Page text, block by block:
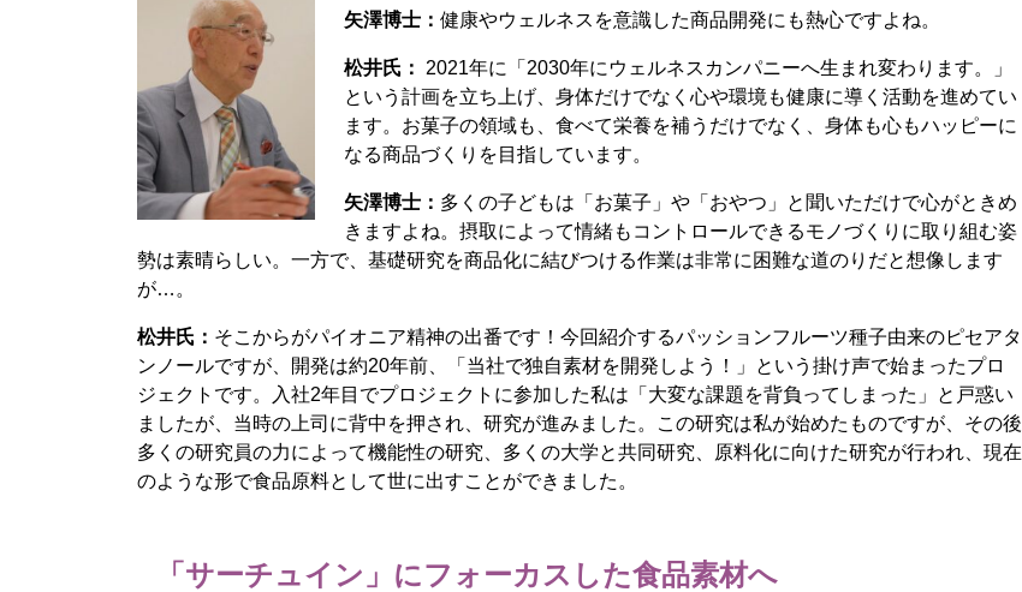
矢澤博士： 健康やウェルネスを意識した商品開発にも熱心ですよね。
松井氏：
2021年に「2030年にウェルネスカンパニーへ生まれ変わります。」
という計画を立ち上げ、身体だけでなく心や環境も健康に導く活動を進めてい
ます。お菓子の領域も、食べて栄養を補うだけでなく、身体も心もハッピーに
なる商品づくりを目指しています。
矢澤博士： 多くの子どもは「お菓子」や「おやつ」と聞いただけで心がときめ
きますよね。摂取によって情緒もコントロールできるモノづくりに取り組む姿
勢は素晴らしい。一方で、基礎研究を商品化に結びつける作業は非常に困難な道のりだと想像します
が…。
松井氏： そこからがパイオニア精神の出番です！今回紹介するパッションフルーツ種子由来のピセアタ
ンノールですが、開発は約20年前、「当社で独自素材を開発しよう！」という掛け声で始まったプロ
ジェクトです。入社2年目でプロジェクトに参加した私は「大変な課題を背負ってしまった」と戸惑い
ましたが、当時の上司に背中を押され、研究が進みました。この研究は私が始めたものですが、その後
多くの研究員の力によって機能性の研究、多くの大学と共同研究、原料化に向けた研究が行われ、現在
のような形で食品原料として世に出すことができました。
「サーチュイン」にフォーカスした食品素材へ